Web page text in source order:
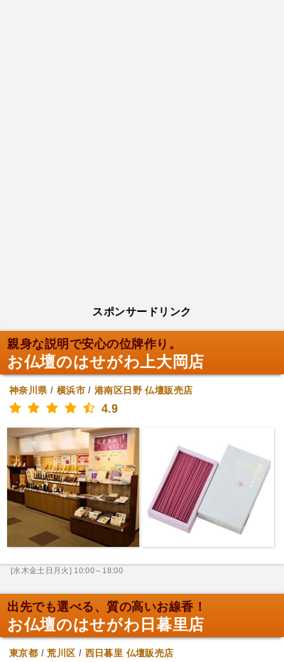
スポンサードリンク
親身な説明で安心の位牌作り。
お仏壇のはせがわ上大岡店
神奈川県/ 横浜市/港南区日野 仏壇販売店
4.9
[水木金土日月火] 10:00～18:00
出先でも選べる、質の高いお線香！
お仏壇のはせがわ日暮里店
東京都 /荒川区 / 西日暮里 仏壇販売店